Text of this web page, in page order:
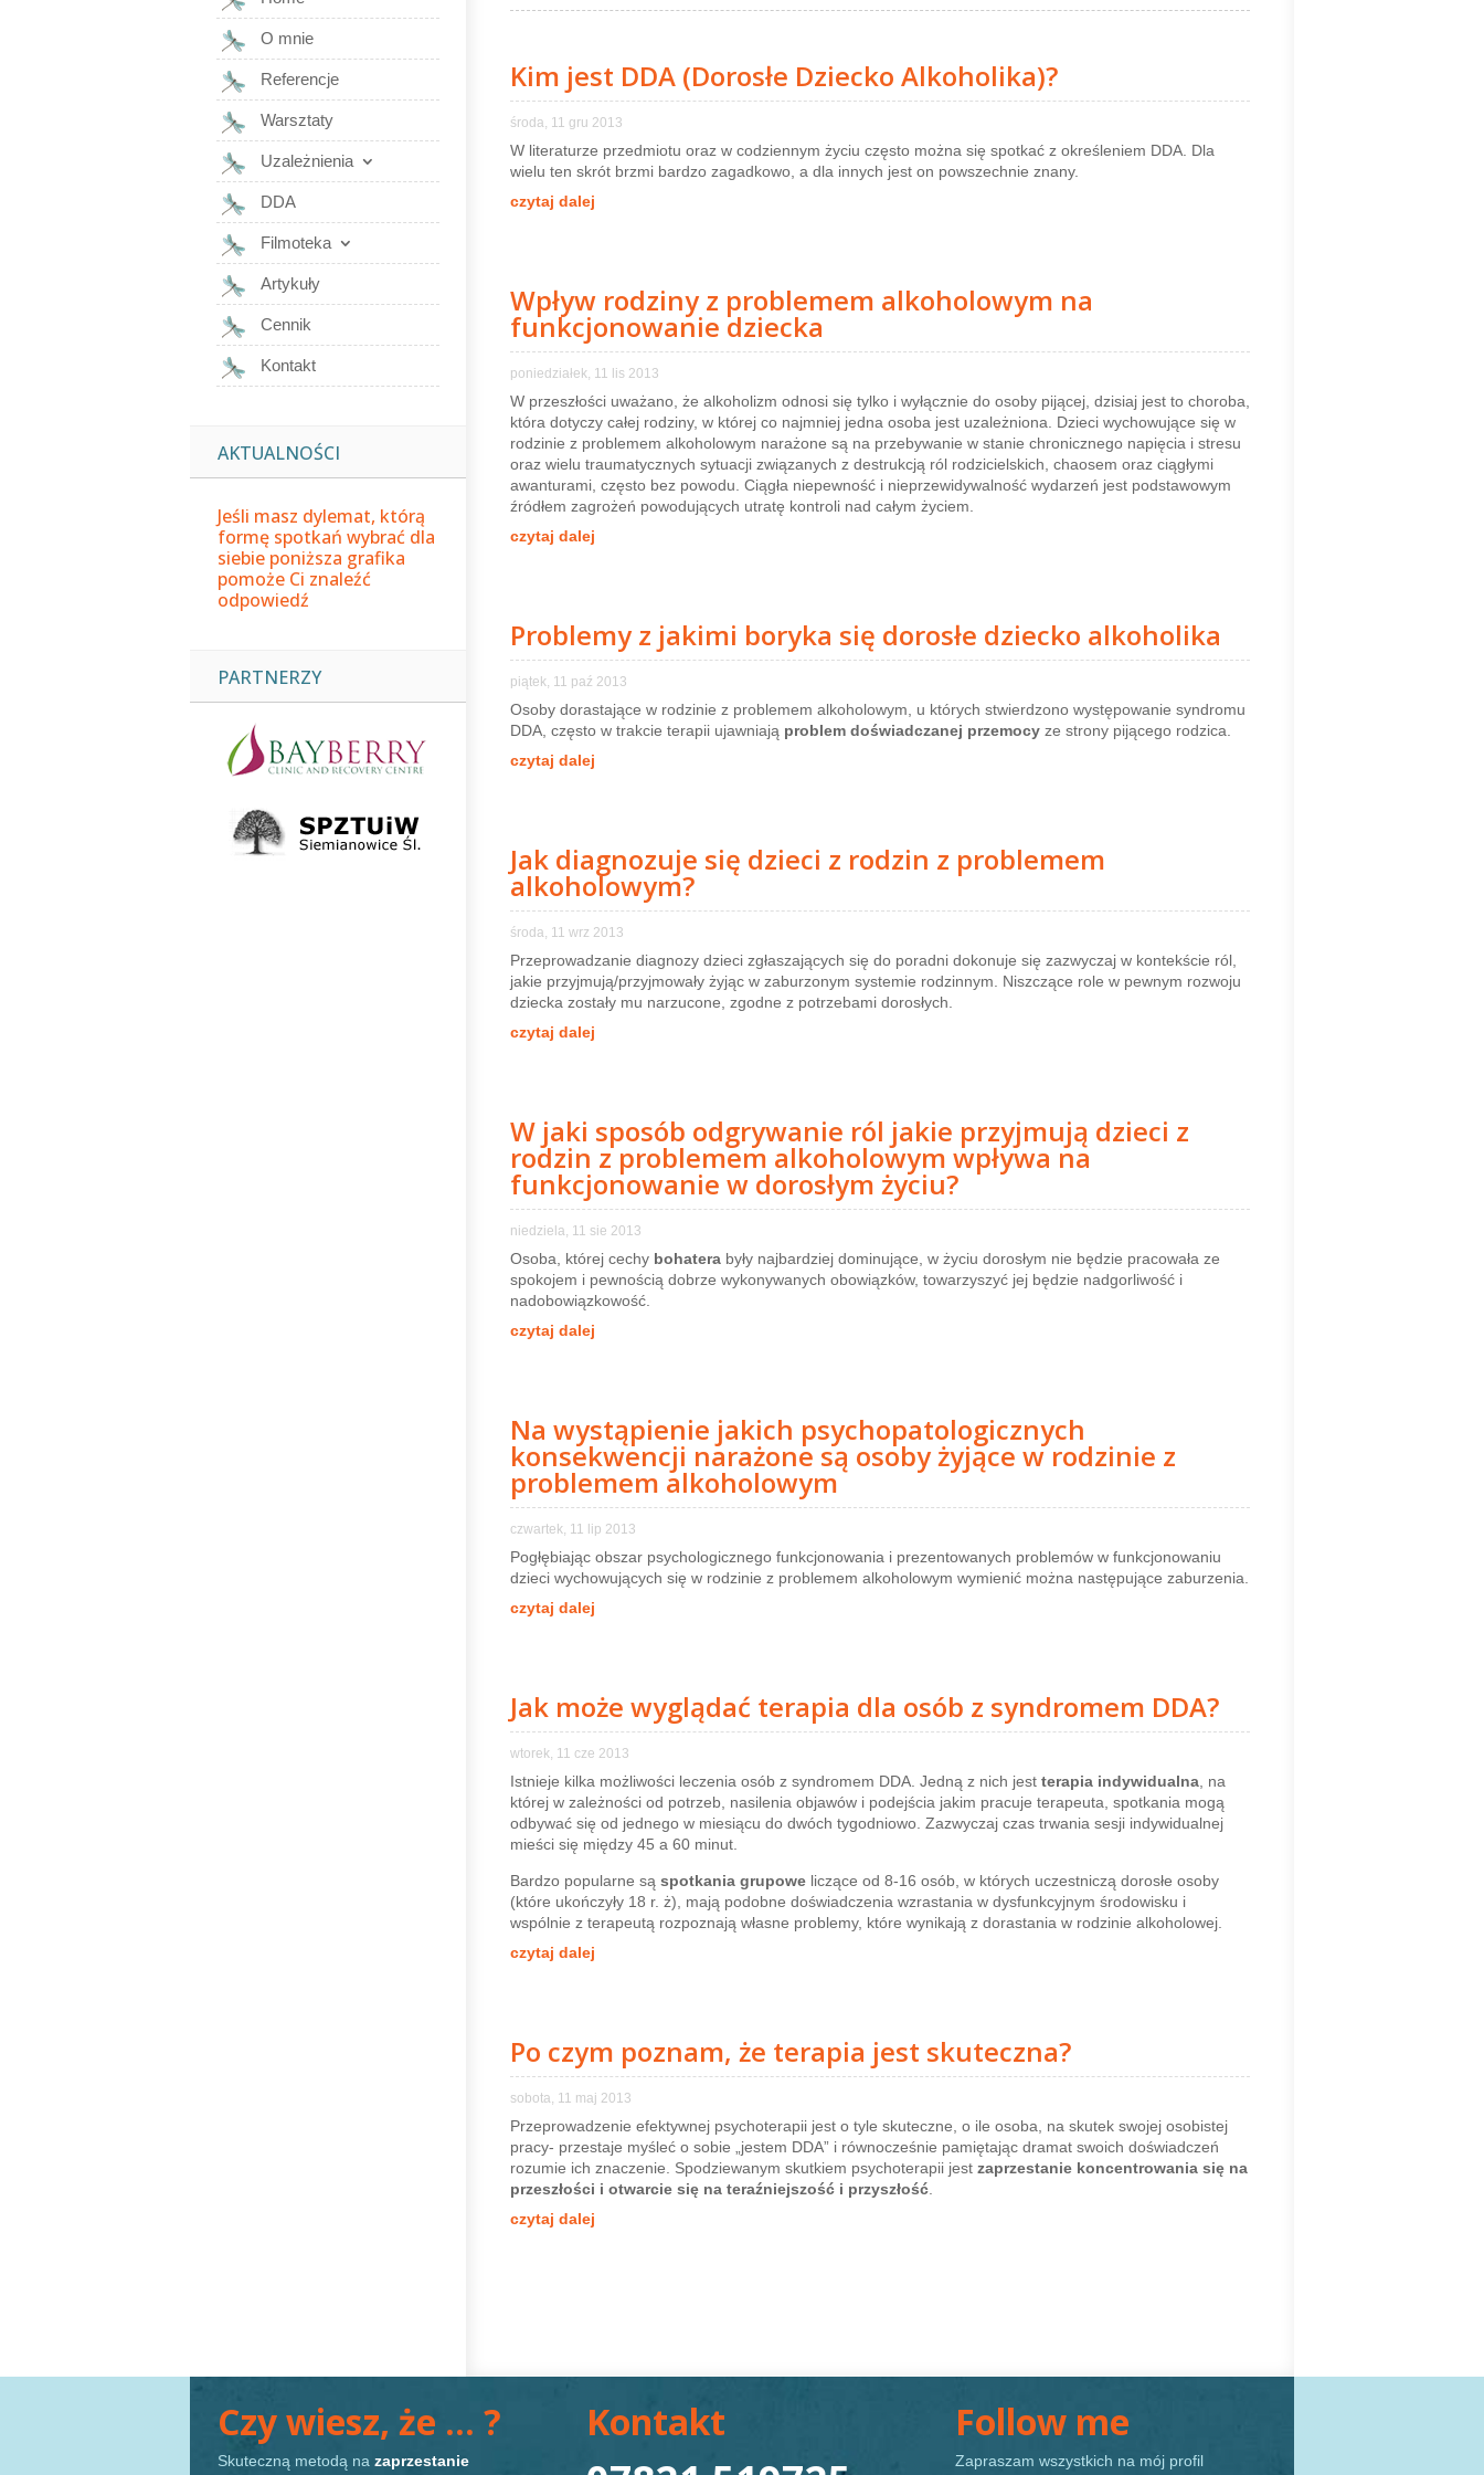
O mnie
Referencje
Warsztaty
Uzależnienia
DDA
Filmoteka
Artykuły
Cennik
Kontakt
AKTUALNOŚCI
Jeśli masz dylemat, którą
formę spotkań wybrać dla
siebie poniższa grafika
pomoże Ci znaleźć
odpowiedź
PARTNERZY
Kim jest DDA (Dorosłe Dziecko Alkoholika)?
środa, 11 gru 2013
W literaturze przedmiotu oraz w codziennym życiu często można się spotkać z określeniem DDA. Dla
wielu ten skrót brzmi bardzo zagadkowo, a dla innych jest on powszechnie znany.
czytaj dalej
Wpływ rodziny z problemem alkoholowym na
funkcjonowanie dziecka
poniedziałek, 11 lis 2013
W przeszłości uważano, że alkoholizm odnosi się tylko i wyłącznie do osoby pijącej, dzisiaj jest to choroba,
która dotyczy całej rodziny, w której co najmniej jedna osoba jest uzależniona. Dzieci wychowujące się w
rodzinie z problemem alkoholowym narażone są na przebywanie w stanie chronicznego napięcia i stresu
oraz wielu traumatycznych sytuacji związanych z destrukcją ról rodzicielskich, chaosem oraz ciągłymi
awanturami, często bez powodu. Ciągła niepewność i nieprzewidywalność wydarzeń jest podstawowym
źródłem zagrożeń powodujących utratę kontroli nad całym życiem.
czytaj dalej
Problemy z jakimi boryka się dorosłe dziecko alkoholika
piątek, 11 paź 2013
Osoby dorastające w rodzinie z problemem alkoholowym, u których stwierdzono występowanie syndromu
DDA, często w trakcie terapii ujawniają problem doświadczanej przemocy ze strony pijącego rodzica.
czytaj dalej
Jak diagnozuje się dzieci z rodzin z problemem
alkoholowym?
środa, 11 wrz 2013
Przeprowadzanie diagnozy dzieci zgłaszających się do poradni dokonuje się zazwyczaj w kontekście ról,
jakie przyjmują/przyjmowały żyjąc w zaburzonym systemie rodzinnym. Niszczące role w pewnym rozwoju
dziecka zostały mu narzucone, zgodne z potrzebami dorosłych.
czytaj dalej
W jaki sposób odgrywanie ról jakie przyjmują dzieci z
rodzin z problemem alkoholowym wpływa na
funkcjonowanie w dorosłym życiu?
niedziela, 11 sie 2013
Osoba, której cechy bohatera były najbardziej dominujące, w życiu dorosłym nie będzie pracowała ze
spokojem i pewnością dobrze wykonywanych obowiązków, towarzyszyć jej będzie nadgorliwość i
nadobowiązkowość.
czytaj dalej
Na wystąpienie jakich psychopatologicznych
konsekwencji narażone są osoby żyjące w rodzinie z
problemem alkoholowym
czwartek, 11 lip 2013
Pogłębiając obszar psychologicznego funkcjonowania i prezentowanych problemów w funkcjonowaniu
dzieci wychowujących się w rodzinie z problemem alkoholowym wymienić można następujące zaburzenia.
czytaj dalej
Jak może wyglądać terapia dla osób z syndromem DDA?
wtorek, 11 cze 2013
Istnieje kilka możliwości leczenia osób z syndromem DDA. Jedną z nich jest terapia indywidualna , na
której w zależności od potrzeb, nasilenia objawów i podejścia jakim pracuje terapeuta, spotkania mogą
odbywać się od jednego w miesiącu do dwóch tygodniowo. Zazwyczaj czas trwania sesji indywidualnej
mieści się między 45 a 60 minut.
Bardzo popularne są spotkania grupowe liczące od 8-16 osób, w których uczestniczą dorosłe osoby
(które ukończyły 18 r. ż), mają podobne doświadczenia wzrastania w dysfunkcyjnym środowisku i
wspólnie z terapeutą rozpoznają własne problemy, które wynikają z dorastania w rodzinie alkoholowej.
czytaj dalej
Po czym poznam, że terapia jest skuteczna?
sobota, 11 maj 2013
Przeprowadzenie efektywnej psychoterapii jest o tyle skuteczne, o ile osoba, na skutek swojej osobistej
pracy- przestaje myśleć o sobie „jestem DDA” i równocześnie pamiętając dramat swoich doświadczeń
rozumie ich znaczenie. Spodziewanym skutkiem psychoterapii jest zaprzestanie koncentrowania się na
przeszłości i otwarcie się na teraźniejszość i przyszłość
czytaj dalej
Czy wiesz, że … ?
Skuteczną metodą na zaprzestanie
Kontakt Follow me
Zapraszam wszystkich na mój profil